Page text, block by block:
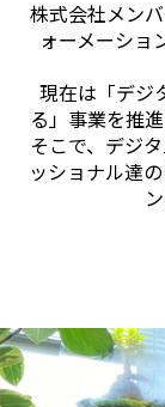
株式会社メン
ォーメーショ
現在は「デジ
る」事業を推
そこで、デジ
ッショナル達